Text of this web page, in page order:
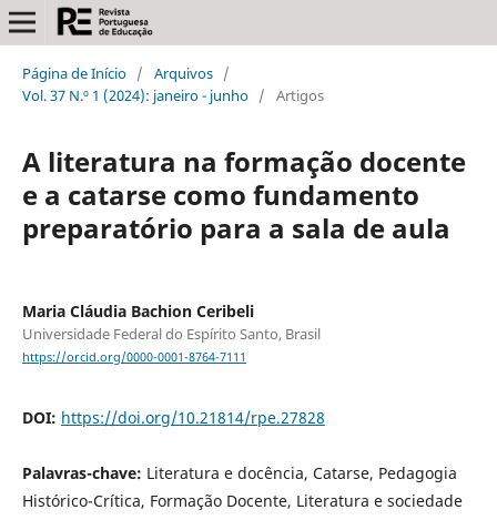
Página de Início / Arquivos /
Vol. 37 N.º 1 (2024): janeiro - junho / Artigos
A literatura na formação docente
e a catarse como fundamento
preparatório para a sala de aula
Maria Cláudia Bachion Ceribeli
Universidade Federal do Espírito Santo, Brasil
https://orcid.org/0000-0001-8764-7111
DOI: https://doi.org/10.21814/rpe.27828
Palavras-chave: Literatura e docência, Catarse, Pedagogia
Histórico-Crítica, Formação Docente, Literatura e sociedade